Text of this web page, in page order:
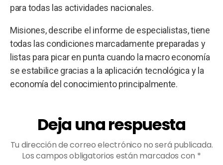
para todas las actividades nacionales.
Misiones, describe el informe de especialistas, tiene
todas las condiciones marcadamente preparadas y
listas para picar en punta cuando la macro economía
se estabilice gracias a la aplicación tecnológica y la
economía del conocimiento principalmente.
Deja una respuesta
Tu dirección de correo electrónico no será publicada.
Los campos obligatorios están marcados con *